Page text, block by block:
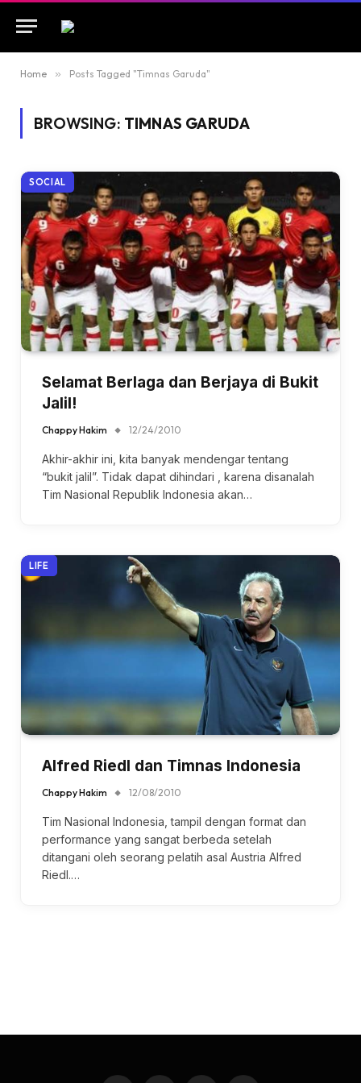
Home » Posts Tagged "Timnas Garuda"
BROWSING: TIMNAS GARUDA
SOCIAL
Selamat Berlaga dan Berjaya di Bukit
Jalil!
Chappy Hakim 12/24/2010
Akhir-akhir ini, kita banyak mendengar tentang
“bukit jalil”. Tidak dapat dihindari , karena disanalah
Tim Nasional Republik Indonesia akan…
LIFE
Alfred Riedl dan Timnas Indonesia
Chappy Hakim 12/08/2010
Tim Nasional Indonesia, tampil dengan format dan
performance yang sangat berbeda setelah
ditangani oleh seorang pelatih asal Austria Alfred
Riedl.…